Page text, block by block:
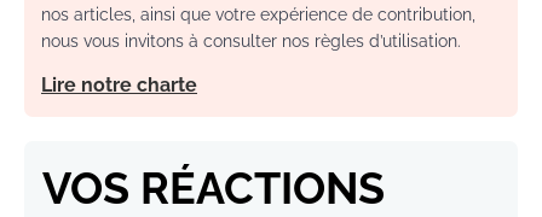
nos articles, ainsi que votre expérience de contribution,
nous vous invitons à consulter nos règles d’utilisation.
Lire notre charte
VOS RÉACTIONS